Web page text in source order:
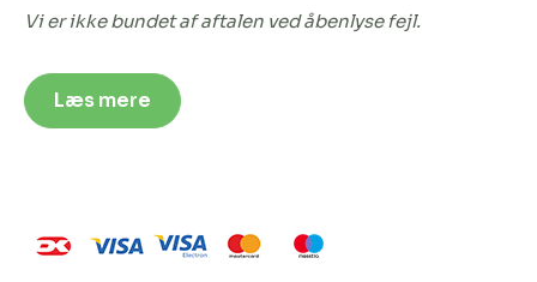
Vi er ikke bundet af aftalen ved åbenlyse fejl.
Læs mere